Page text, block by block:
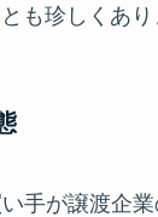
も珍しくあり
手が譲渡企